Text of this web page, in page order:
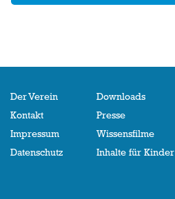
Der Verein
Kontakt
Impressum
Datenschutz
Downloads
Presse
Wissensfilme
Inhalte für Kinder